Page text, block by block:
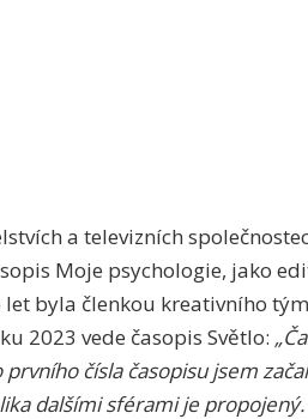
a televizních
Moje psychologie, jako
let byla členkou kreativního
2023 vede časopis Světlo:
čísla časopisu jsem
dalšími sférami je